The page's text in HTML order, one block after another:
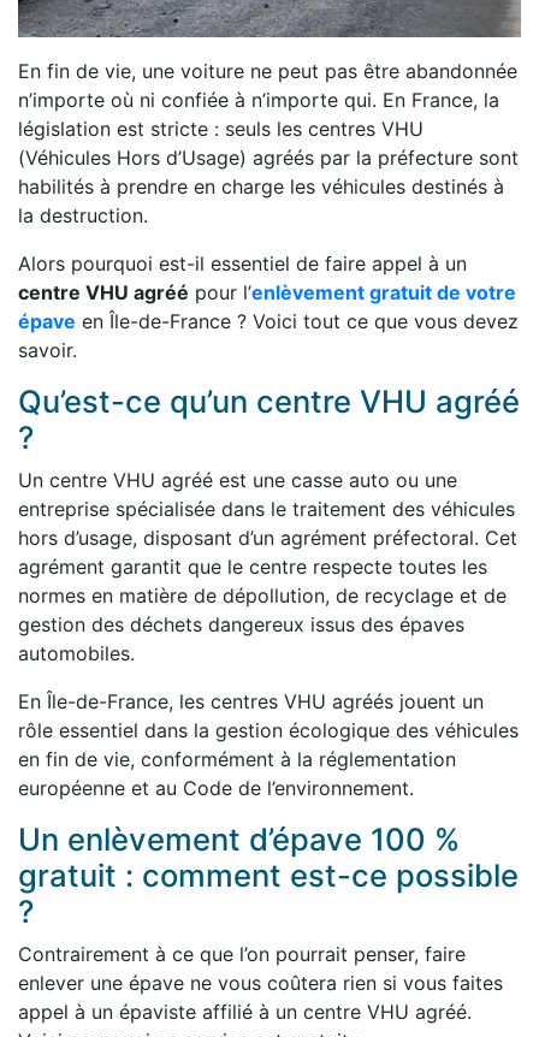
En fin de vie, une voiture ne peut pas être abandonnée
n’importe où ni confiée à n’importe qui. En France, la
législation est stricte : seuls les centres VHU
(Véhicules Hors d’Usage) agréés par la préfecture sont
habilités à prendre en charge les véhicules destinés à
la destruction.
Alors pourquoi est-il essentiel de faire appel à un
centre VHU agréé pour l’enlèvement gratuit de votre
épave en Île-de-France ? Voici tout ce que vous devez
savoir.
Qu’est-ce qu’un centre VHU agréé
?
Un centre VHU agréé est une casse auto ou une
entreprise spécialisée dans le traitement des véhicules
hors d’usage, disposant d’un agrément préfectoral. Cet
agrément garantit que le centre respecte toutes les
normes en matière de dépollution, de recyclage et de
gestion des déchets dangereux issus des épaves
automobiles.
En Île-de-France, les centres VHU agréés jouent un
rôle essentiel dans la gestion écologique des véhicules
en fin de vie, conformément à la réglementation
européenne et au Code de l’environnement.
Un enlèvement d’épave 100 %
gratuit : comment est-ce possible
?
Contrairement à ce que l’on pourrait penser, faire
enlever une épave ne vous coûtera rien si vous faites
appel à un épaviste affilié à un centre VHU agréé.